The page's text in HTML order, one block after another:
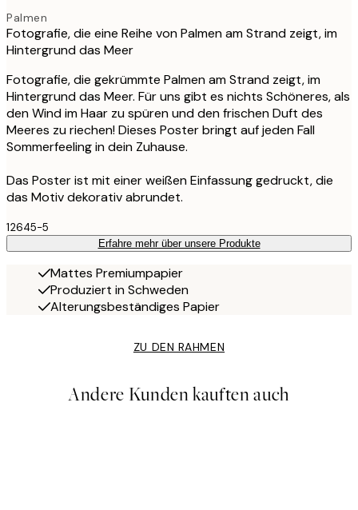
Palmen
Fotografie, die eine Reihe von Palmen am Strand zeigt, im
Hintergrund das Meer
Fotografie, die gekrümmte Palmen am Strand zeigt, im
Hintergrund das Meer. Für uns gibt es nichts Schöneres, als
den Wind im Haar zu spüren und den frischen Duft des
Meeres zu riechen! Dieses Poster bringt auf jeden Fall
Sommerfeeling in dein Zuhause.
Das Poster ist mit einer weißen Einfassung gedruckt, die
das Motiv dekorativ abrundet.
12645-5
Erfahre mehr über unsere Produkte
Mattes Premiumpapier
Produziert in Schweden
Alterungsbeständiges Papier
ZU DEN RAHMEN
Andere Kunden kauften auch